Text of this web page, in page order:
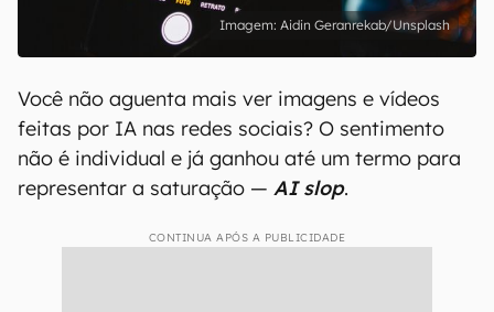
Aidin Geranrekab/Unsplash
Você não aguenta mais ver imagens e vídeos
feitas por IA nas redes sociais? O sentimento
não é individual e já ganhou até um termo para
representar a saturação — AI slop.
CONTINUA APÓS A PUBLICIDADE